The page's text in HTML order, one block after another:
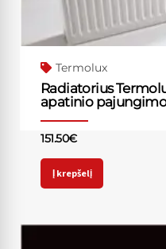
Termolux
Radiatorius
apatinio
151.50€
Į krepšelį